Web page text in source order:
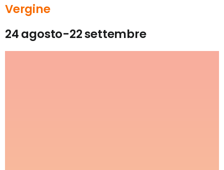
Vergine
24 agosto-22 settembre